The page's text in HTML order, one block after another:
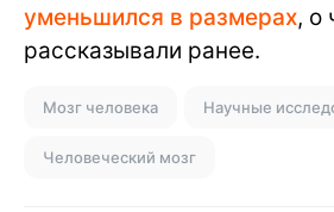
уменьшился в размерах, о
рассказывали ранее.
Мозг человека Научные
Человеческий мозг